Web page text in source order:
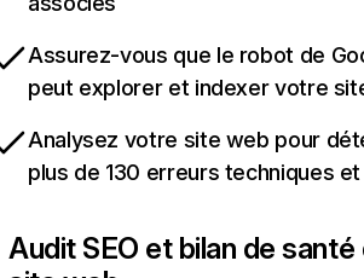
Assurez-vous que le robot de
peut explorer et indexer votre
Analysez votre site web pour
plus de 130 erreurs techniques et
Audit SEO et bilan de santé